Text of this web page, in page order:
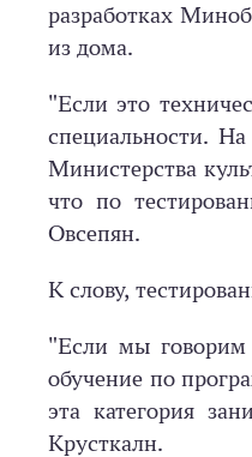
разработках
из дома.
"Если это
специальности.
Министерства
что по
Овсепян.
К слову,
"Если мы говорим
обучение по
эта категория
Крусткалн.